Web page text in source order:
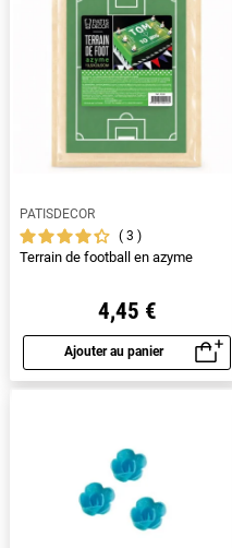
PATISDECOR
3
Terrain de football en azyme
4,45 €
Ajouter au panier
Aperçu rapide